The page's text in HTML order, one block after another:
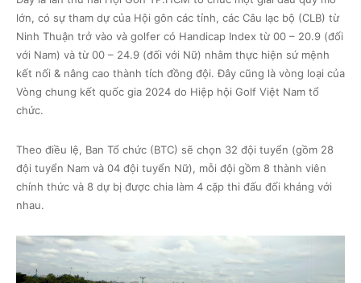
lớn, có sự tham dự của Hội gôn các tỉnh, các Câu lạc bộ (CLB) từ
Ninh Thuận trở vào và golfer có Handicap Index từ 00 – 20.9 (đối
với Nam) và từ 00 – 24.9 (đối với Nữ) nhằm thực hiện sứ mệnh
kết nối & nâng cao thành tích đồng đội. Đây cũng là vòng loại của
Vòng chung kết quốc gia 2024 do Hiệp hội Golf Việt Nam tổ
chức.
Theo điều lệ, Ban Tổ chức (BTC) sẽ chọn 32 đội tuyển (gồm 28
đội tuyển Nam và 04 đội tuyển Nữ), mỗi đội gồm 8 thành viên
chính thức và 8 dự bị được chia làm 4 cặp thi đấu đối kháng với
nhau.